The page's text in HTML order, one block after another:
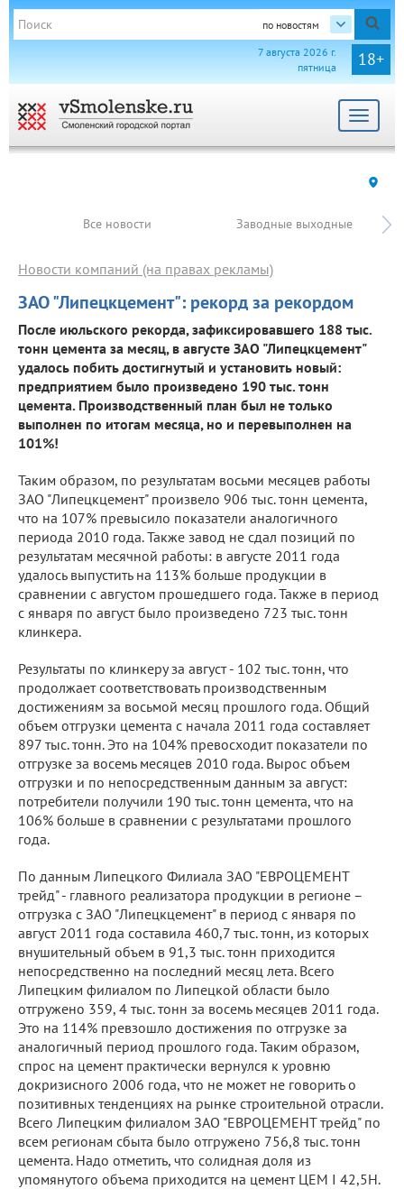
по новостям
18+
7 августа 2026 г.
пятница
Toggle
Все новости Заводные выходные
ЗАО "Липецкцемент": рекорд за рекордом
Новости компаний (на правах рекламы)
После июльского рекорда, зафиксировавшего 188 тыс.
тонн цемента за месяц, в августе ЗАО "Липецкцемент"
удалось побить достигнутый и установить новый:
предприятием было произведено 190 тыс. тонн
цемента. Производственный план был не только
выполнен по итогам месяца, но и перевыполнен на
101%!
Таким образом, по результатам восьми месяцев работы
ЗАО "Липецкцемент" произвело 906 тыс. тонн цемента,
что на 107% превысило показатели аналогичного
периода 2010 года. Также завод не сдал позиций по
результатам месячной работы: в августе 2011 года
удалось выпустить на 113% больше продукции в
сравнении с августом прошедшего года. Также в период
с января по август было произведено 723 тыс. тонн
клинкера.
Результаты по клинкеру за август - 102 тыс. тонн, что
продолжает соответствовать производственным
достижениям за восьмой месяц прошлого года. Общий
объем отгрузки цемента с начала 2011 года составляет
897 тыс. тонн. Это на 104% превосходит показатели по
отгрузке за восемь месяцев 2010 года. Вырос объем
отгрузки и по непосредственным данным за август:
потребители получили 190 тыс. тонн цемента, что на
106% больше в сравнении с результатами прошлого
года.
По данным Липецкого Филиала ЗАО "ЕВРОЦЕМЕНТ
трейд" - главного реализатора продукции в регионе –
отгрузка с ЗАО "Липецкцемент" в период с января по
август 2011 года составила 460,7 тыс. тонн, из которых
внушительный объем в 91,3 тыс. тонн приходится
непосредственно на последний месяц лета. Всего
Липецким филиалом по Липецкой области было
отгружено 359, 4 тыс. тонн за восемь месяцев 2011 года.
Это на 114% превзошло достижения по отгрузке за
аналогичный период прошлого года. Таким образом,
спрос на цемент практически вернулся к уровню
докризисного 2006 года, что не может не говорить о
позитивных тенденциях на рынке строительной отрасли.
Всего Липецким филиалом ЗАО "ЕВРОЦЕМЕНТ трейд" по
всем регионам сбыта было отгружено 756,8 тыс. тонн
цемента. Надо отметить, что солидная доля из
упомянутого объема приходится на цемент ЦЕМ I 42,5H.